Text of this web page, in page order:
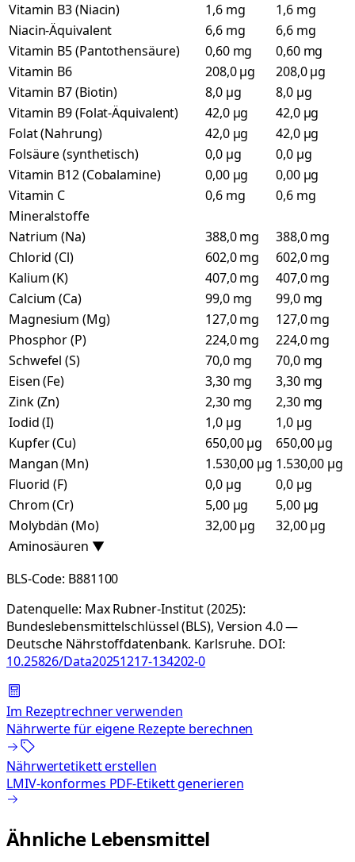
Vitamin B3 (Niacin)
1,6 mg
1,6 mg
Niacin-Äquivalent
6,6 mg
6,6 mg
Vitamin B5 (Pantothensäure)
0,60 mg
0,60 mg
Vitamin B6
208,0 µg
208,0 µg
Vitamin B7 (Biotin)
8,0 µg
8,0 µg
Vitamin B9 (Folat-Äquivalent)
42,0 µg
42,0 µg
Folat (Nahrung)
42,0 µg
42,0 µg
Folsäure (synthetisch)
0,0 µg
0,0 µg
Vitamin B12 (Cobalamine)
0,00 µg
0,00 µg
Vitamin C
0,6 mg
0,6 mg
Mineralstoffe
Natrium (Na)
388,0 mg
388,0 mg
Chlorid (Cl)
602,0 mg
602,0 mg
Kalium (K)
407,0 mg
407,0 mg
Calcium (Ca)
99,0 mg
99,0 mg
Magnesium (Mg)
127,0 mg
127,0 mg
Phosphor (P)
224,0 mg
224,0 mg
Schwefel (S)
70,0 mg
70,0 mg
Eisen (Fe)
3,30 mg
3,30 mg
Zink (Zn)
2,30 mg
2,30 mg
Iodid (I)
1,0 µg
1,0 µg
Kupfer (Cu)
650,00 µg
650,00 µg
Mangan (Mn)
1.530,00 µg 1.530,00 µg
Fluorid (F)
0,0 µg
0,0 µg
Chrom (Cr)
5,00 µg
5,00 µg
Molybdän (Mo)
32,00 µg
32,00 µg
Aminosäuren ▼
BLS-Code: B881100
Datenquelle: Max Rubner-Institut (2025):
Bundeslebensmittelschlüssel (BLS), Version 4.0 —
Deutsche Nährstoffdatenbank. Karlsruhe. DOI:
10.25826/Data20251217-134202-0
Im Rezeptrechner verwenden
Nährwerte für eigene Rezepte berechnen
Nährwertetikett erstellen
LMIV-konformes PDF-Etikett generieren
Ähnliche Lebensmittel